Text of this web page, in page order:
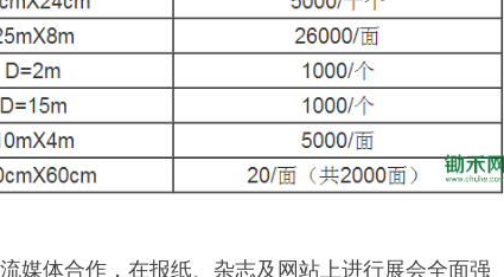
媒体合作，在报纸、杂志及网站上进行展会全面强